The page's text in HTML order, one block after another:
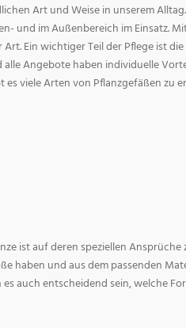
Art und Weise in unserem
und im Außenbereich im Einsatz.
Ein wichtiger Teil der Pflege ist
Angebote haben individuelle
viele Arten von Pflanzgefäßen zu
ist auf deren speziellen
haben und aus dem passenden
auch entscheidend sein, welche